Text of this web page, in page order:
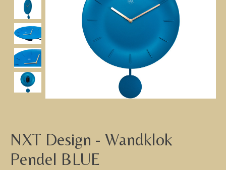
NXT Design - Wandklok
Pendel BLUE